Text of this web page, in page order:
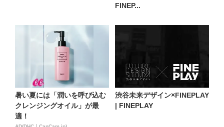
FINEP...
暑い夏には「潤いを呼び込む
クレンジングオイル」が最
適！
渋谷未来デザイン×FINEPLAY
| FINEPLAY